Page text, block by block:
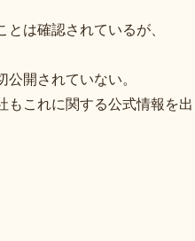
は確認されているが、
開されていない。
もこれに関する公式情報を出